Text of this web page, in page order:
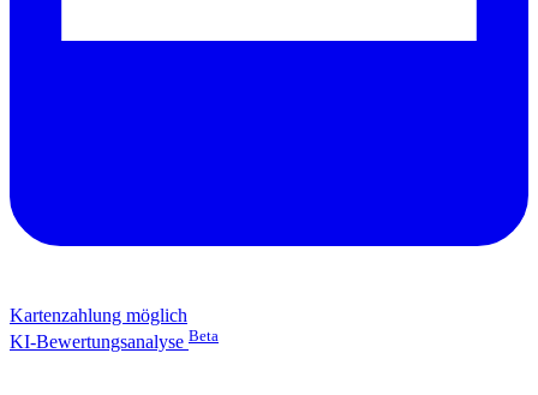
Kartenzahlung möglich
KI-Bewertungsanalyse Beta